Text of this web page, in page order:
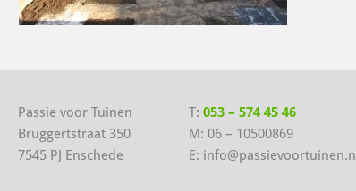
Passie voor Tuinen
Bruggertstraat 350
7545 PJ Enschede
T: 053 – 574 45 46
M: 06 – 10500869
E: info@passievoortuinen.nl